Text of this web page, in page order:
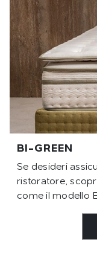
BI-GREEN
Se desideri
ristoratore,
come il modello